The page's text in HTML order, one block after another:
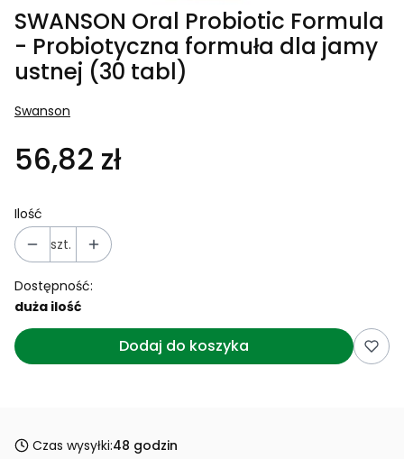
SWANSON Oral Probiotic Formula
- Probiotyczna formuła dla jamy
ustnej (30 tabl)
Swanson
56,82 zł
Ilość
szt.
Dostępność:
duża ilość
Dodaj do koszyka
Czas wysyłki:48 godzin